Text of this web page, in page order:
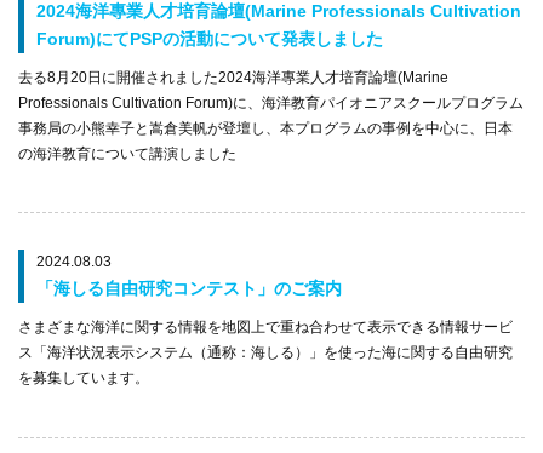
2024海洋專業人才培育論壇(Marine Professionals Cultivation
Forum)にてPSPの活動について発表しました
去る8月20日に開催されました2024海洋專業人才培育論壇(Marine
Professionals Cultivation Forum)に、海洋教育パイオニアスクールプログラム
事務局の小熊幸子と嵩倉美帆が登壇し、本プログラムの事例を中心に、日本
の海洋教育について講演しました
2024.08.03
「海しる自由研究コンテスト」のご案内
さまざまな海洋に関する情報を地図上で重ね合わせて表示できる情報サービ
ス「海洋状況表示システム（通称：海しる）」を使った海に関する自由研究
を募集しています。